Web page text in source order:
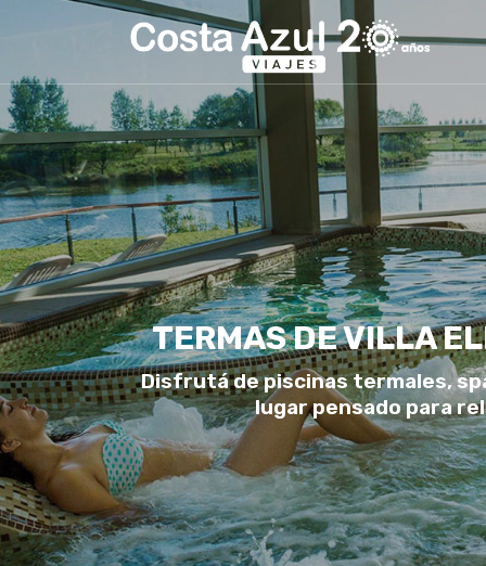
TERMAS DE VILLA
Disfrutá de piscinas termales,
lugar pensado para